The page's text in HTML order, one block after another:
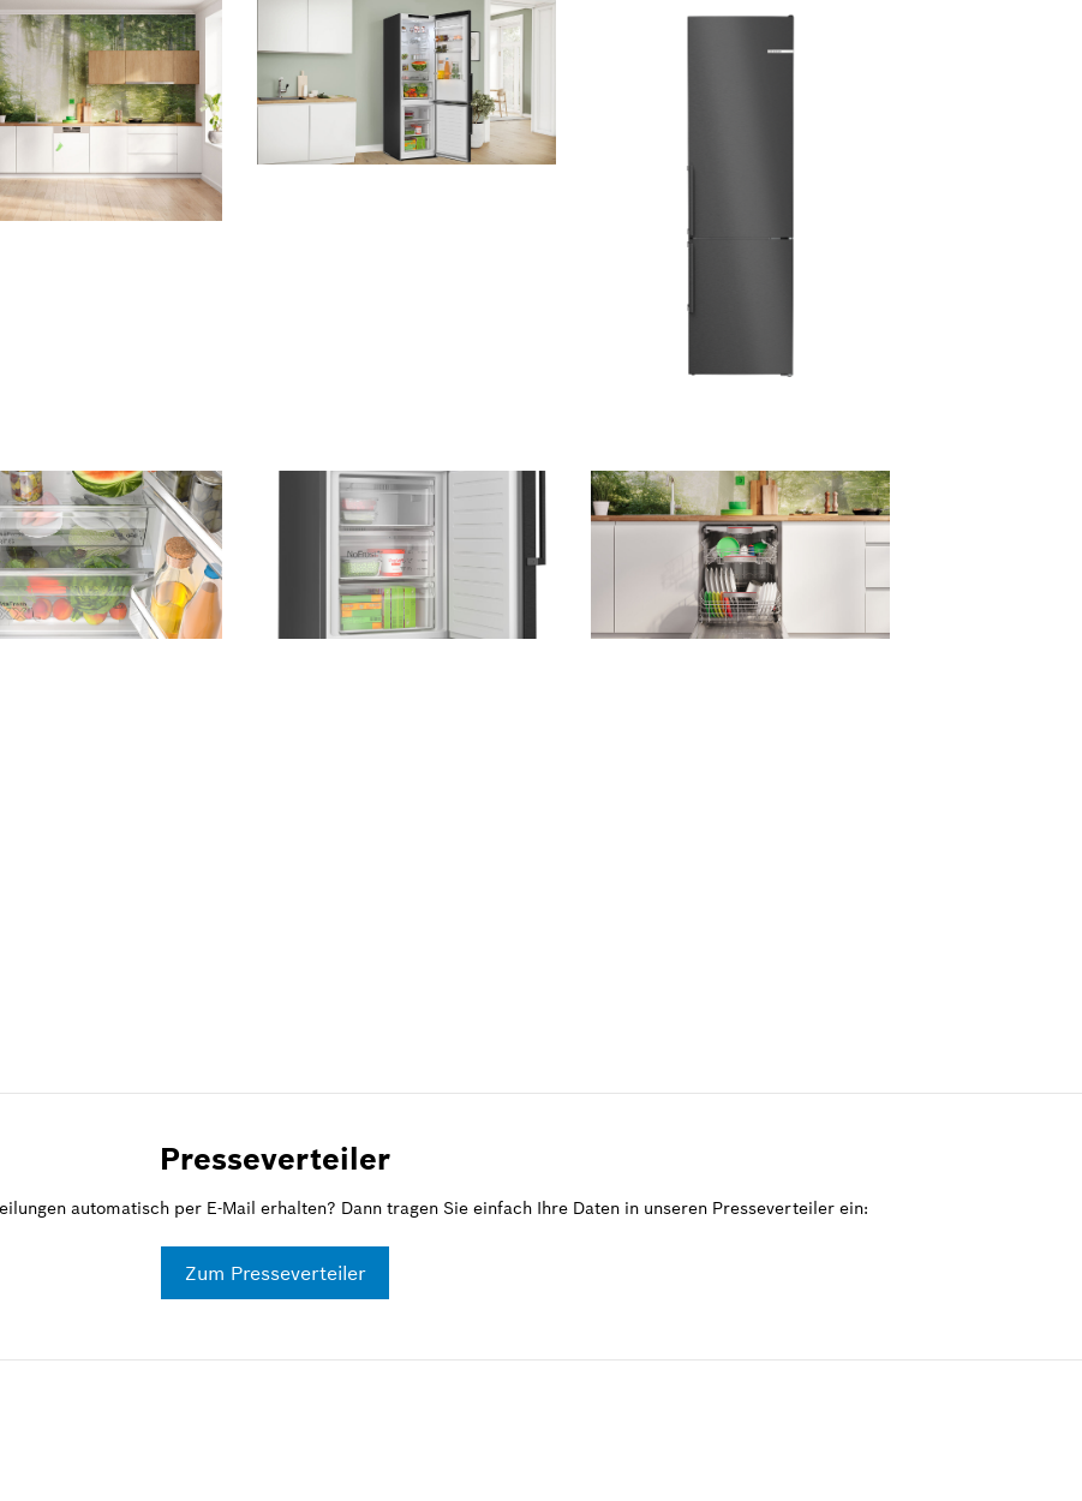
Presseverteiler
automatisch per E-Mail erhalten? Dann tragen Sie einfach Ihre Daten in unseren Presseverteiler ein:
Zum Presseverteiler